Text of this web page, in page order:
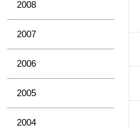
2008
2007
2006
2005
2004